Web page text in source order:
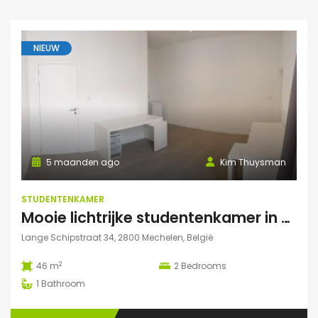
NIEUW
Kim Thuysman
5 maanden ago
STUDENTENKAMER
Mooie lichtrijke studentenkamer in hartje Mechelen! (46m2, 2 pers mogelijk)
Lange Schipstraat 34, 2800 Mechelen, België
46 m2 2 Bedrooms
1 Bathroom